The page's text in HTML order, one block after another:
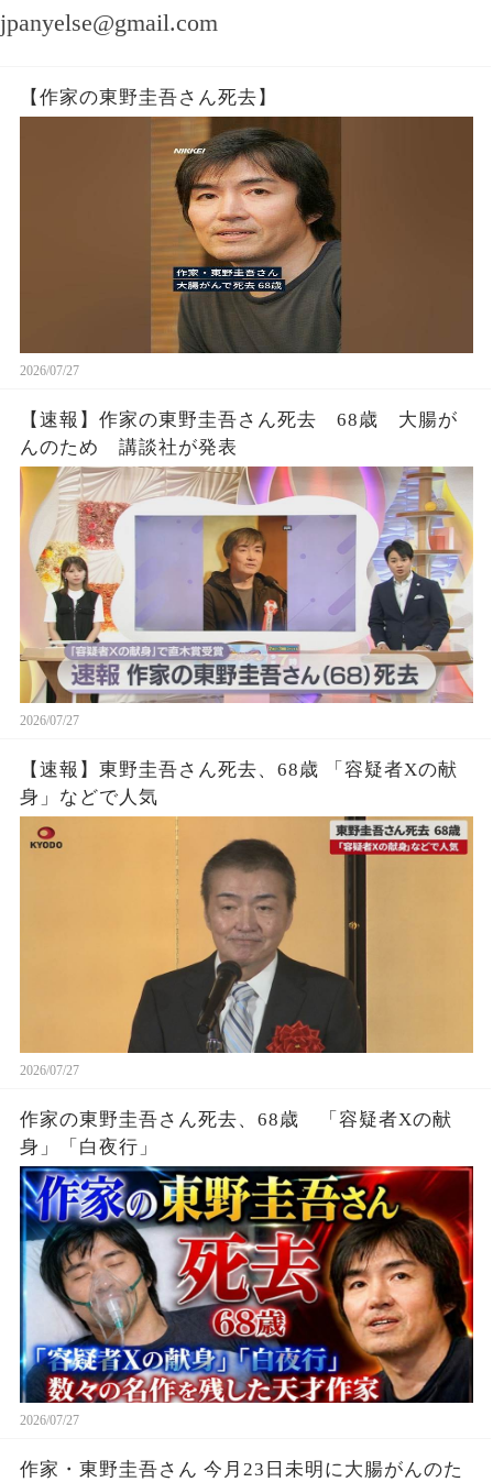
jpanyelse@gmail.com
【作家の東野圭吾さん死去】
2026/07/27
【速報】作家の東野圭吾さん死去 68歳 大腸が
んのため 講談社が発表
2026/07/27
【速報】東野圭吾さん死去、68歳 「容疑者Xの献
身」などで人気
2026/07/27
作家の東野圭吾さん死去、68歳 「容疑者Xの献
身」「白夜行」
2026/07/27
作家・東野圭吾さん 今月23日未明に大腸がんのた